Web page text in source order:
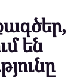
են